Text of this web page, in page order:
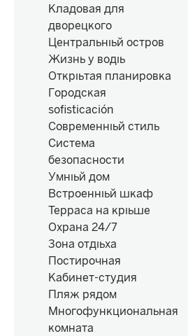
Кладовая для
дворецкого
Центральный остров
Жизнь у воды
Открытая планировка
Городская
sofisticación
Современный стиль
Система
безопасности
Умный дом
Встроенный шкаф
Терраса на крыше
Охрана 24/7
Зона отдыха
Постирочная
Кабинет-студия
Пляж рядом
Многофункциональная
комната